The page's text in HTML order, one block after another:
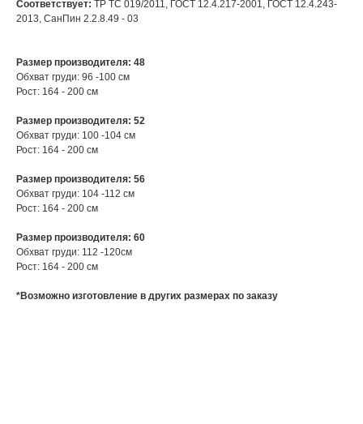
Соответствует: ТР ТС 019/2011, ГОСТ 12.4.217-2001, ГОСТ 12.4.243-
2013, СанПин 2.2.8.49 - 03
Размер производителя: 48
Обхват груди: 96 -100 см
Рост: 164 - 200 см
Размер производителя: 52
Обхват груди: 100 -104 см
Рост: 164 - 200 см
Размер производителя: 56
Обхват груди: 104 -112 см
Рост: 164 - 200 см
Размер производителя: 60
Обхват груди: 112 -120см
Рост: 164 - 200 см
*Возможно изготовление в других размерах по заказу